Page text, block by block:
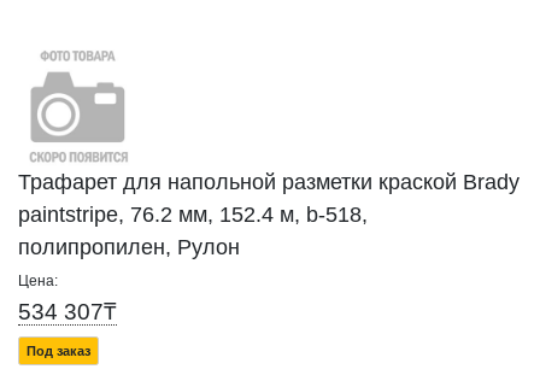
Трафарет для напольной разметки краской Brady
paintstripe, 76.2 мм, 152.4 м, b-518,
полипропилен, Рулон
Цена:
534 307₸
Под заказ